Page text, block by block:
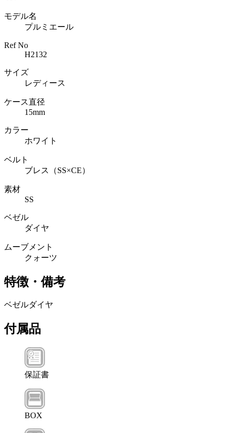
モデル名
プルミエール
Ref No
H2132
サイズ
レディース
ケース直径
15mm
カラー
ホワイト
ベルト
ブレス（SS×CE）
素材
SS
ベゼル
ダイヤ
ムーブメント
クォーツ
特徴・備考
ベゼルダイヤ
付属品
保証書
BOX